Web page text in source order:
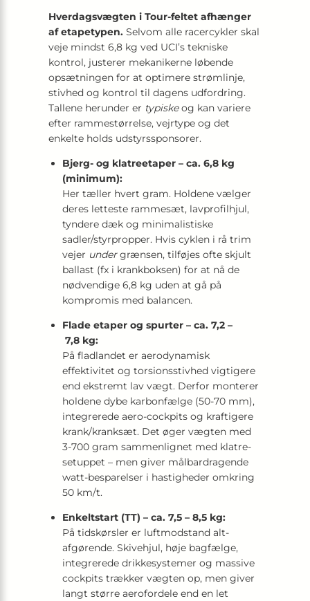
Hverdagsvægten i Tour-feltet afhænger
af etapetypen. Selvom alle racercykler skal
veje mindst 6,8 kg ved UCI’s tekniske
kontrol, justerer mekanikerne løbende
opsætningen for at optimere strøm­linje,
stivhed og kontrol til dagens udfordring.
Tallene herunder er typiskeog kan variere
efter rammestørrelse, vejrtype og det
enkelte holds udstyrssponsorer.
Bjerg- og klatreetaper – ca. 6,8 kg
(minimum):
Her tæller hvert gram. Holdene vælger
deres letteste rammesæt, lavprofil­hjul,
tyndere dæk og minimalistiske
sadler/styrpropper. Hvis cyklen i rå trim
vejer undergrænsen, tilføjes ofte skjult
ballast (fx i krankboksen) for at nå de
nødvendige 6,8 kg uden at gå på
kompromis med balancen.
Flade etaper og spurter – ca. 7,2 –
7,8 kg:
På fladlandet er aerodynamisk
effektivitet og torsions­stivhed vigtigere
end ekstremt lav vægt. Derfor monterer
holdene dybe karbonfælge (50-70 mm),
integrerede aero-cockpits og kraftigere
krank/kranksæt. Det øger vægten med
3-700 gram sammenlignet med klatre­
setuppet – men giver målbardragende
watt-besparelser i hastigheder omkring
50 km/t.
Enkeltstart (TT) – ca. 7,5 – 8,5 kg:
På tidskørsler er luftmodstand alt­
afgørende. Skivehjul, høje bagfælge,
integrerede drikkesystemer og massive
cockpits trækker vægten op, men giver
langt større aerofordele end en let